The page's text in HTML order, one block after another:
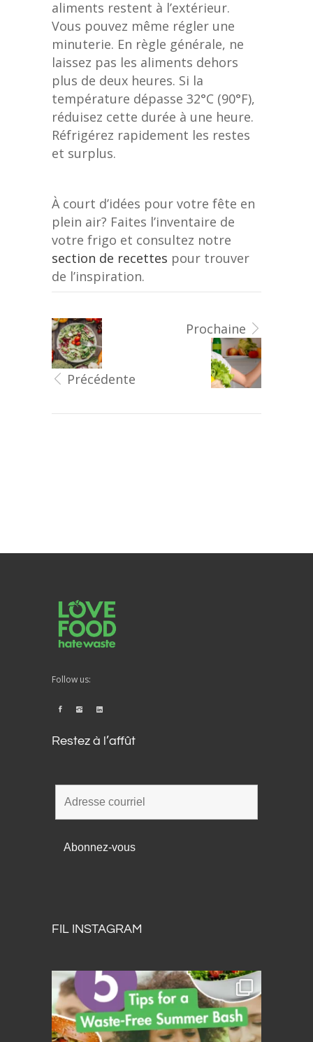
aliments restent à l’extérieur.
Vous pouvez même régler une
minuterie. En règle générale, ne
laissez pas les aliments dehors
plus de deux heures. Si la
température dépasse 32°C (90°F),
réduisez cette durée à une heure.
Réfrigérez rapidement les restes
et surplus.
À court d’idées pour votre fête en
plein air? Faites l’inventaire de
votre frigo et consultez notre
section de recettes pour trouver
de l’inspiration.
Précédente
Prochaine
Follow us:
Restez à l’affût
FIL INSTAGRAM